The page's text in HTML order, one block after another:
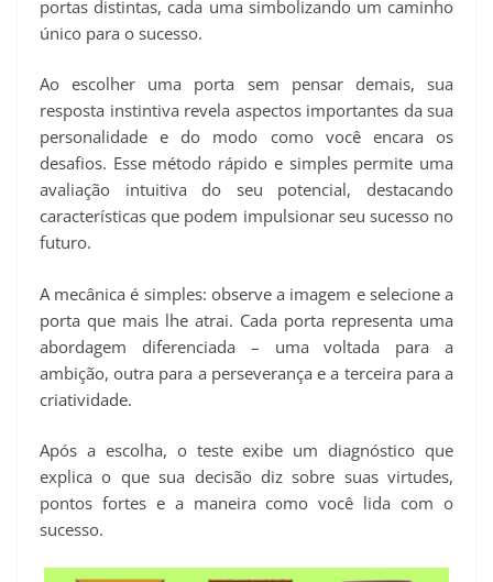
portas distintas, cada uma simbolizando um caminho
único para o sucesso.
Ao escolher uma porta sem pensar demais, sua
resposta instintiva revela aspectos importantes da sua
personalidade e do modo como você encara os
desafios. Esse método rápido e simples permite uma
avaliação intuitiva do seu potencial, destacando
características que podem impulsionar seu sucesso no
futuro.
A mecânica é simples: observe a imagem e selecione a
porta que mais lhe atrai. Cada porta representa uma
abordagem diferenciada – uma voltada para a
ambição, outra para a perseverança e a terceira para a
criatividade.
Após a escolha, o teste exibe um diagnóstico que
explica o que sua decisão diz sobre suas virtudes,
pontos fortes e a maneira como você lida com o
sucesso.